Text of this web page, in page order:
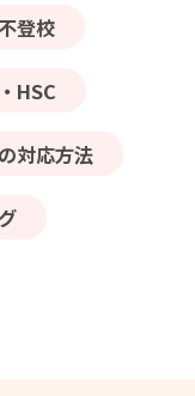
登校
HSC
対応方法